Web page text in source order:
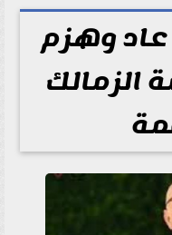
عاد وهزم
الزمالك